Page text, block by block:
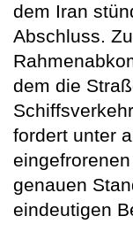
dem Iran
Abschluss.
dem die
fordert unter
genauen
eindeutigen